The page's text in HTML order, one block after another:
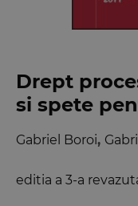
Drept
si spete
editia a 3-a
Gabriel Boroi,